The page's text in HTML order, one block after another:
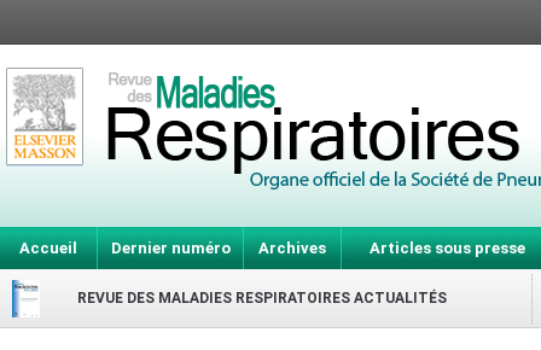
Accueil Dernier numéro Archives Articles sous presse
REVUE DES MALADIES RESPIRATOIRES ACTUALITÉS